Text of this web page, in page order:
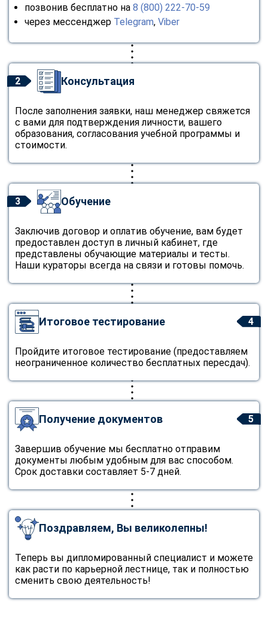
позвонив бесплатно на 8 (800) 222-70-59
через мессенджер Telegram, Viber
2 Консультация
После заполнения заявки, наш менеджер свяжется
с вами для подтверждения личности, вашего
образования, согласования учебной программы и
стоимости.
3 Обучение
Заключив договор и оплатив обучение, вам будет
предоставлен доступ в личный кабинет, где
представлены обучающие материалы и тесты.
Наши кураторы всегда на связи и готовы помочь.
4
Итоговое тестирование
Пройдите итоговое тестирование (предоставляем
неограниченное количество бесплатных пересдач).
5
Получение документов
Завершив обучение мы бесплатно отправим
документы любым удобным для вас способом.
Срок доставки составляет 5-7 дней.
Поздравляем, Вы великолепны!
Теперь вы дипломированный специалист и можете
как расти по карьерной лестнице, так и полностью
сменить свою деятельность!